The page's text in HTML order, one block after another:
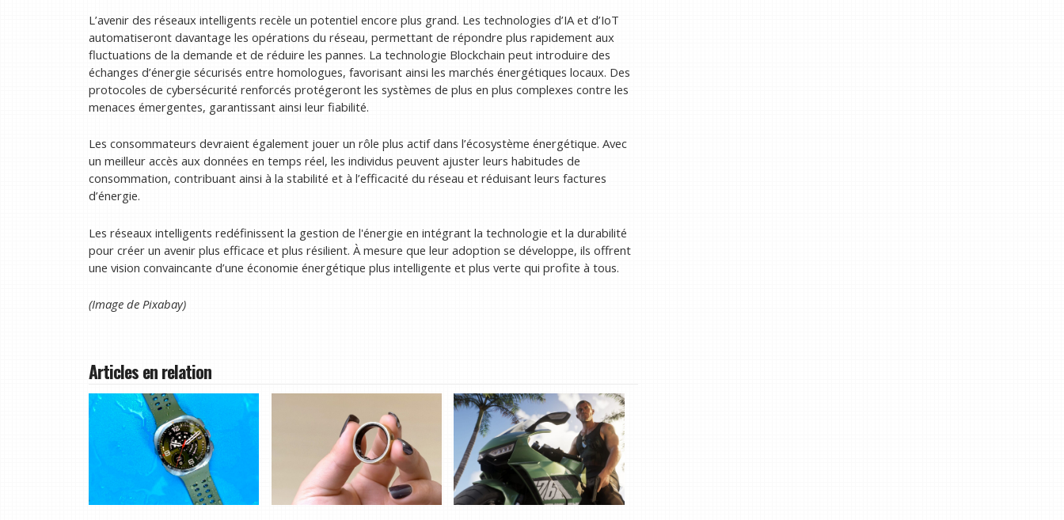
L’avenir des réseaux intelligents recèle un potentiel encore plus grand. Les technologies d’IA et d’IoT
automatiseront davantage les opérations du réseau, permettant de répondre plus rapidement aux
fluctuations de la demande et de réduire les pannes. La technologie Blockchain peut introduire des
échanges d’énergie sécurisés entre homologues, favorisant ainsi les marchés énergétiques locaux. Des
protocoles de cybersécurité renforcés protégeront les systèmes de plus en plus complexes contre les
menaces émergentes, garantissant ainsi leur fiabilité.
Les consommateurs devraient également jouer un rôle plus actif dans l’écosystème énergétique. Avec
un meilleur accès aux données en temps réel, les individus peuvent ajuster leurs habitudes de
consommation, contribuant ainsi à la stabilité et à l’efficacité du réseau et réduisant leurs factures
d’énergie.
Les réseaux intelligents redéfinissent la gestion de l'énergie en intégrant la technologie et la durabilité
pour créer un avenir plus efficace et plus résilient. À mesure que leur adoption se développe, ils offrent
une vision convaincante d’une économie énergétique plus intelligente et plus verte qui profite à tous.
(Image de Pixabay)
Articles en relation